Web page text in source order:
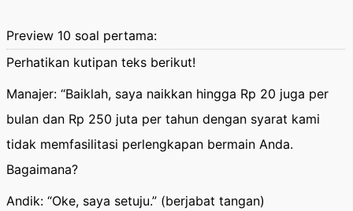
Preview 10 soal pertama:
Perhatikan kutipan teks berikut!
Manajer: “Baiklah, saya naikkan hingga Rp 20 juga per
bulan dan Rp 250 juta per tahun dengan syarat kami
tidak memfasilitasi perlengkapan bermain Anda.
Bagaimana?
Andik: “Oke, saya setuju.” (berjabat tangan)